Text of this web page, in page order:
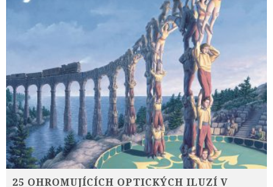
25 OHROMUJÍCÍCH OPTICKÝCH ILUZÍ V